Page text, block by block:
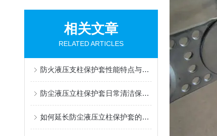
相关文章
RELATED ARTICLES
防火液压支柱保护套性能特点与阻燃防护应用
防尘液压立柱保护套日常清洁保养与更换规范
如何延长防尘液压立柱保护套的使用寿命？